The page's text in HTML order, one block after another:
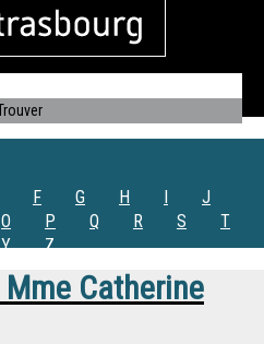
F G H I
J
O P Q R S
T
Y Z
Mme Catherine